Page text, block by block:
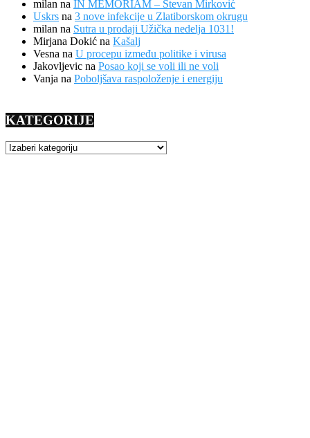
milan na IN MEMORIAM – Stevan Mirković
Uskrs na 3 nove infekcije u Zlatiborskom okrugu
milan na Sutra u prodaji Užička nedelja 1031!
Mirjana Dokić na Kašalj
Vesna na U procepu između politike i virusa
Jakovljevic na Posao koji se voli ili ne voli
Vanja na Poboljšava raspoloženje i energiju
KATEGORIJE
KATEGORIJE